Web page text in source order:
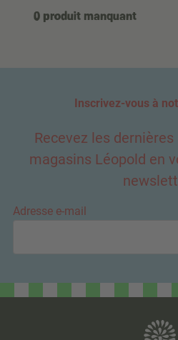
0 produit manquant
Inscrivez-vous à
Recevez les
magasins Léopold en
Adresse e-mail